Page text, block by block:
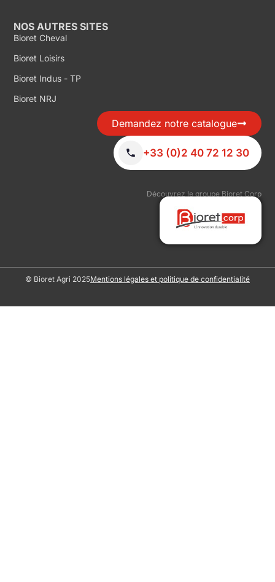
NOS AUTRES SITES
Bioret Cheval
Bioret Loisirs
Bioret Indus - TP
Bioret NRJ
Demandez notre catalogue
+33 (0)2 40 72 12 30
Découvrez le groupe Bioret Corp
© Bioret Agri 2025Mentions légales et politique de confidentialité